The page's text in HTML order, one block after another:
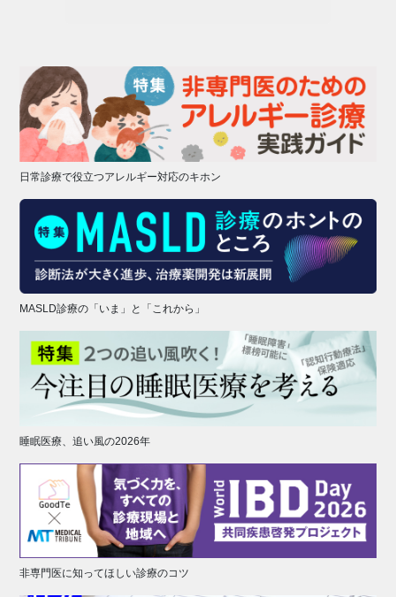
日常診療で役立つアレルギー対応のキホン
MASLD診療の「いま」と「これから」
睡眠医療、追い風の2026年
非専門医に知ってほしい診療のコツ